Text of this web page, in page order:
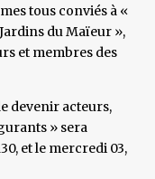
tous conviés à «
du Maïeur »,
et membres des
devenir acteurs,
» sera
et le mercredi 03,